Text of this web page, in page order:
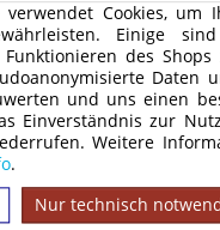
verwendet Cookies, um
Einige
des
Daten
und uns einen
Einverständnis zur
Weitere
.
Nur technisch